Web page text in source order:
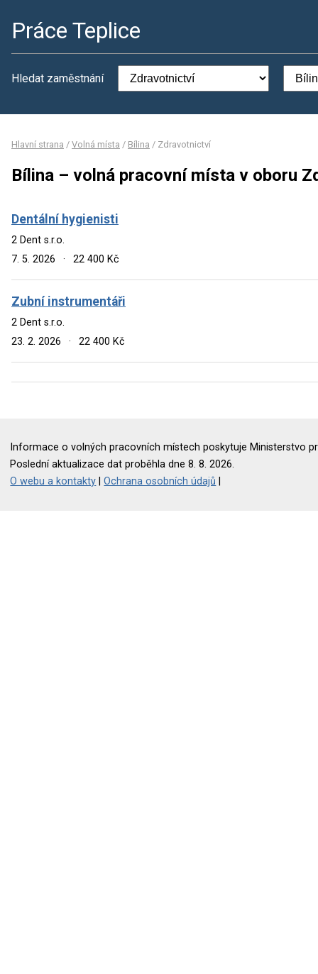
Práce Teplice
Hledat zaměstnání
Hlavní strana / Volná místa / Bílina / Zdravotnictví
Bílina – volná pracovní místa v oboru
Dentální hygienisti
2 Dent s.r.o.
7. 5. 2026
· 22 400 Kč
Zubní instrumentáři
2 Dent s.r.o.
23. 2. 2026
· 22 400 Kč
Informace o volných pracovních místech poskytuje Ministerstvo
Poslední aktualizace dat proběhla dne 8. 8. 2026.
O webu a kontakty |Ochrana osobních údajů